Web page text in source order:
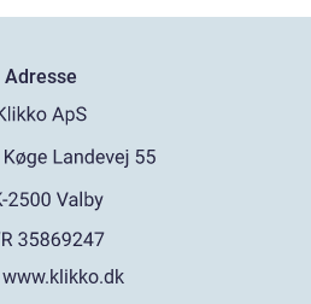
Adresse
www.klikko.dk